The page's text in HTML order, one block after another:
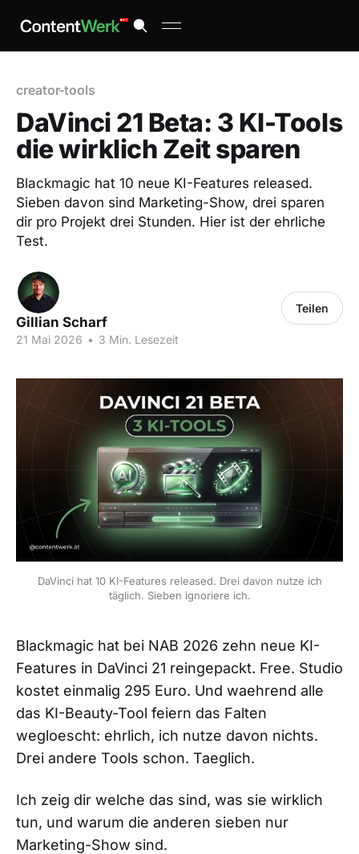
creator-tools
DaVinci 21 Beta: 3 KI-Tools
die wirklich Zeit sparen
Blackmagic hat 10 neue KI-Features released.
Sieben davon sind Marketing-Show, drei sparen
dir pro Projekt drei Stunden. Hier ist der ehrliche
Test.
Gillian Scharf
21 Mai 2026 • 3 Min. Lesezeit
Teilen
DaVinci hat 10 KI-Features released. Drei davon nutze ich
täglich. Sieben ignoriere ich.
Blackmagic hat bei NAB 2026 zehn neue KI-
Features in DaVinci 21 reingepackt. Free. Studio
kostet einmalig 295 Euro. Und waehrend alle
das KI-Beauty-Tool feiern das Falten
wegloescht: ehrlich, ich nutze davon nichts.
Drei andere Tools schon. Taeglich.
Ich zeig dir welche das sind, was sie wirklich
tun, und warum die anderen sieben nur
Marketing-Show sind.